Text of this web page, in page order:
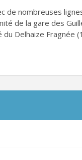
de nombreuses
de la gare des
Delhaize Fragnée